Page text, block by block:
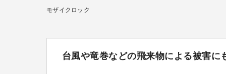
モザイクロック
台風や竜巻などの飛来物による被害に